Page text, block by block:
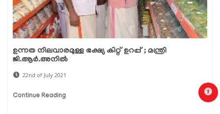
ഉന്നത നിലവാരമുള്ള ഭക്ഷ്യ കിറ്റ് ഉറപ്പ് ; മന്ത്രി
ജി.ആര്‍.അനില്‍
22nd of July 2021
Continue Reading